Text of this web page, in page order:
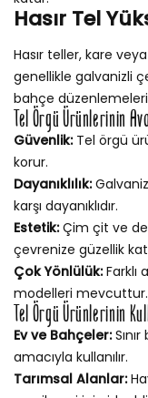
Hasır Tel
Hasır teller, kare
genellikle galvanizli
bahçe
Tel Örgü Ürünlerinin
Güvenlik:Tel örgü
korur.
Dayanıklılık:
karşı dayanıklıdır.
Estetik:Çim çit ve
çevrenize güzellik
Çok Yönlülük:Farklı
modelleri mevcuttur.
Tel Örgü Ürünlerinin
Ev ve Bahçeler:
amacıyla kullanılır.
Tarımsal Alanlar: